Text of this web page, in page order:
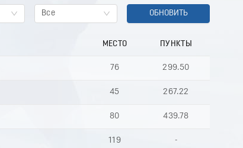
Все ОБНОВИТЬ
МЕСТО ПУНКТЫ
76 299.50
45 267.22
80 439.78
119 -